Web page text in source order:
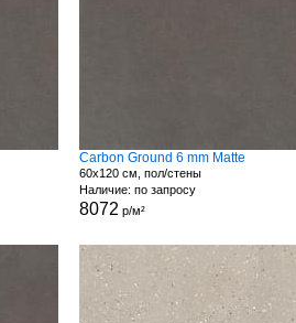
Carbon Ground 6 mm Matte
60x120 см, пол/стены
Наличие: по запросу
8072 р/м²